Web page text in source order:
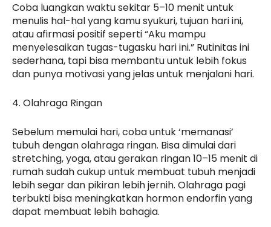
Coba luangkan waktu sekitar 5–10 menit untuk
menulis hal-hal yang kamu syukuri, tujuan hari ini,
atau afirmasi positif seperti “Aku mampu
menyelesaikan tugas-tugasku hari ini.” Rutinitas ini
sederhana, tapi bisa membantu untuk lebih fokus
dan punya motivasi yang jelas untuk menjalani hari.
4. Olahraga Ringan
Sebelum memulai hari, coba untuk ‘memanasi’
tubuh dengan olahraga ringan. Bisa dimulai dari
stretching, yoga, atau gerakan ringan 10–15 menit di
rumah sudah cukup untuk membuat tubuh menjadi
lebih segar dan pikiran lebih jernih. Olahraga pagi
terbukti bisa meningkatkan hormon endorfin yang
dapat membuat lebih bahagia.